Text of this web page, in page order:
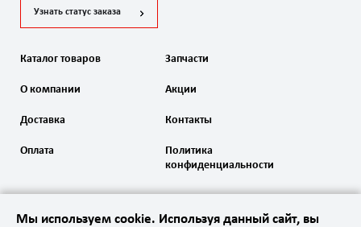
Узнать статус заказа
Каталог товаров Запчасти
О компании
Доставка
Оплата
Акции
Контакты
Политика
конфиденциальности
Мы используем cookie. Используя данный сайт, вы